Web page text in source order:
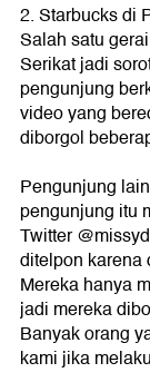
2. Starbucks di
Salah satu
Serikat jadi
pengunjung
video yang
diborgol
Pengunjung
pengunjung itu
Twitter
ditelpon karena
Mereka hanya
jadi mereka
Banyak orang
kami jika